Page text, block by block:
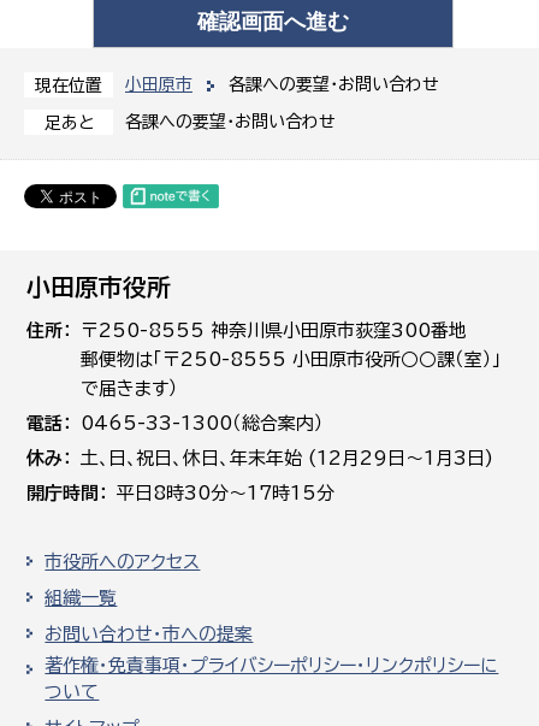
現在位置 小田原市 各課への要望・お問い合わせ
足あと 各課への要望・お問い合わせ
小田原市役所
住所
〒250-8555 神奈川県小田原市荻窪300番地
郵便物は「〒250-8555 小田原市役所○○課（室）」
で届きます）
電話
0465-33-1300（総合案内）
休み
土､日､祝日、休日、年末年始 (12月29日～1月3日)
開庁時間
平日8時30分～17時15分
市役所へのアクセス
組織一覧
お問い合わせ・市への提案
著作権・免責事項・プライバシーポリシー・リンクポリシーに
ついて